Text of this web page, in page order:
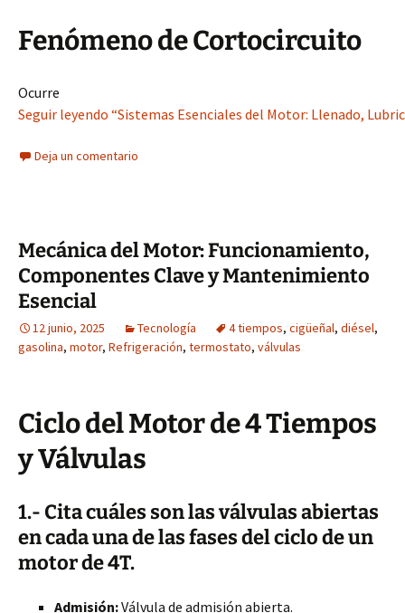
Fenómeno de Cortocircuito
Ocurre
Seguir leyendo “Sistemas Esenciales del Motor: Llenado,
Deja un comentario
Mecánica del Motor: Funcionamiento,
Componentes Clave y Mantenimiento
Esencial
12 junio, 2025 Tecnología 4 tiempos, cigüeñal, diésel,
gasolina, motor, Refrigeración, termostato, válvulas
Ciclo del Motor de 4 Tiempos
y Válvulas
1.- Cita cuáles son las válvulas abiertas
en cada una de las fases del ciclo de un
motor de 4T.
Admisión:Válvula de admisión abierta.